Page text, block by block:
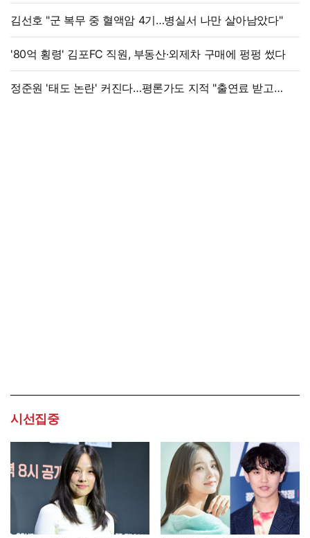
김선호 "군 복무 중 혈액암 4기…병실서 나만 살아남았다"
'80억 횡령' 김포FC 직원, 부동산·외제차 구매에 펑펑 썼다
정준원 '태도 논란' 커진다…평론가도 지적 "출연료 받고
시선집중